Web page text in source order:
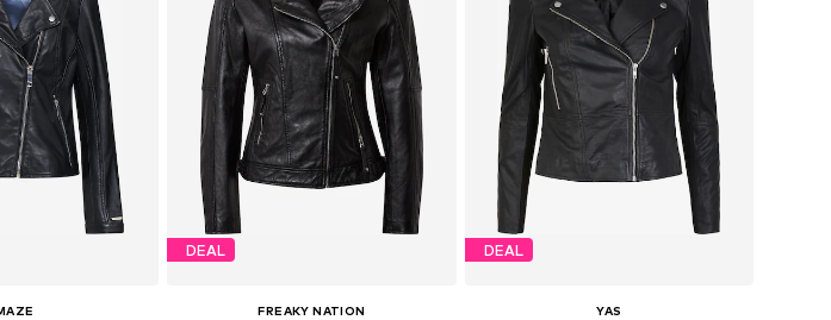
DEAL
FREAKY NATION
DEAL
YAS